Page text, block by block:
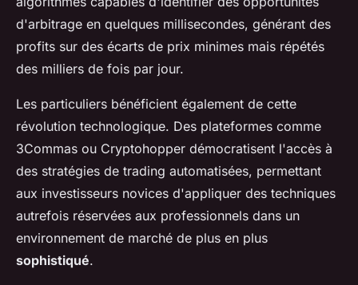
d'arbitrage en quelques millisecondes, générant des
profits sur des écarts de prix minimes mais répétés
des milliers de fois par jour.
Les particuliers bénéficient également de cette
révolution technologique. Des plateformes comme
3Commas ou Cryptohopper démocratisent l'accès à
des stratégies de trading automatisées, permettant
aux investisseurs novices d'appliquer des techniques
autrefois réservées aux professionnels dans un
environnement de marché de plus en plus
sophistiqué.